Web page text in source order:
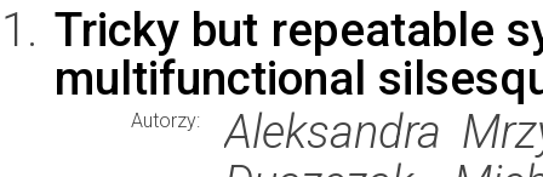
Tricky but repeatable
multifunctional
Autorzy:
Aleksandra